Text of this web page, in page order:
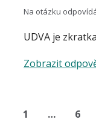
Na otázku
UDVA je
zrakovou
decimálně,
tedy naturálně.
Zobrazit
1 … 6